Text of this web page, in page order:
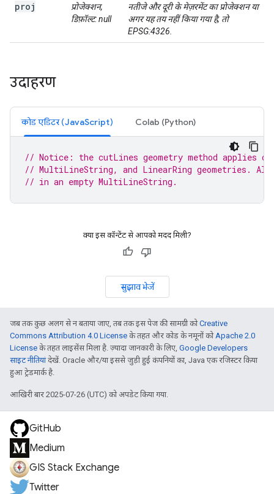
proj
प्रोजेक्शन,
डिफ़ॉल्ट: null
नतीजे और दूरी के मेज़रमेंट का प्रोजेक्शन या
अगर यह तय नहीं किया गया है, तो
EPSG:4326.
उदाहरण
कोड एडिटर (JavaScript) Colab (Python)
// Notice: the cutLines geometry method applies
// MultiLineString, and LinearRing geometries.
// in an empty MultiLineString.
क्या इस कॉन्टेंट से आपको मदद मिली?
सुझाव भेजें
जब तक कुछ अलग से न बताया जाए, तब तक इस पेज की सामग्री कोCreative
Commons Attribution 4.0 License के तहत और कोड के नमूनों कोApache 2.0
License के तहत लाइसेंस मिला है. ज़्यादा जानकारी के लिए, Google Developers
साइट नीतियांदेखें. Oracle और/या इससे जुड़ी हुई कंपनियों का, Java एक रजिस्टर किया
हुआ ट्रेडमार्क है.
आखिरी बार 2025-07-26 (UTC) को अपडेट किया गया.
GitHub
Medium
GIS Stack Exchange
Twitter